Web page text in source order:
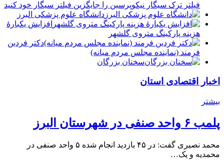
فیلتر ترک سیگار نیکوپرسین را جایگزین فیلتر سیگار خود کنید
دانشگاه علوم پزشکی البرز
افزایش یکبارۀ
هزینه پارکینگ متروی گلشهر
دكتر فردين
فرمند (نماينده مجلس مردم میانه)
سخنان بزرگان
اخبار اقتصادی استان
بیشتر
پلمب ۶ واحد صنفی در شهرستان البرز
محمد نصیری گفت: در ۴۵ بازدید انجام شده ۵ واحد صنفی در
محمدیه و یک…